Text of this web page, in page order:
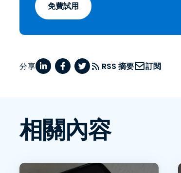
免費試用
分享 RSS 摘要 訂閱
相關內容